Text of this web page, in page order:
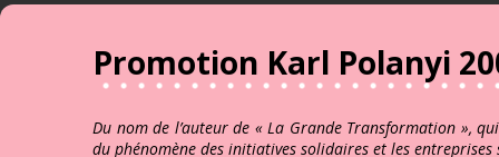
Promotion Karl Polanyi
Du nom de l’auteur de « La Grande Transformation »,
du phénomène des initiatives solidaires et les entreprises